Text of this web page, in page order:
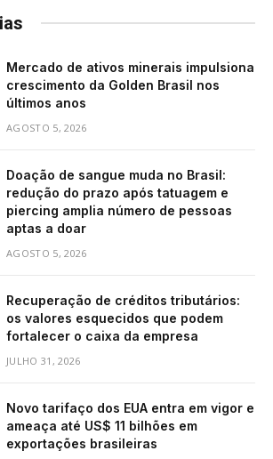
Mercado de ativos minerais impulsiona
crescimento da Golden Brasil nos
últimos anos
AGOSTO 5, 2026
Doação de sangue muda no Brasil:
redução do prazo após tatuagem e
piercing amplia número de pessoas
aptas a doar
AGOSTO 5, 2026
Recuperação de créditos tributários:
os valores esquecidos que podem
fortalecer o caixa da empresa
JULHO 31, 2026
Novo tarifaço dos EUA entra em vigor e
ameaça até US$ 11 bilhões em
exportações brasileiras